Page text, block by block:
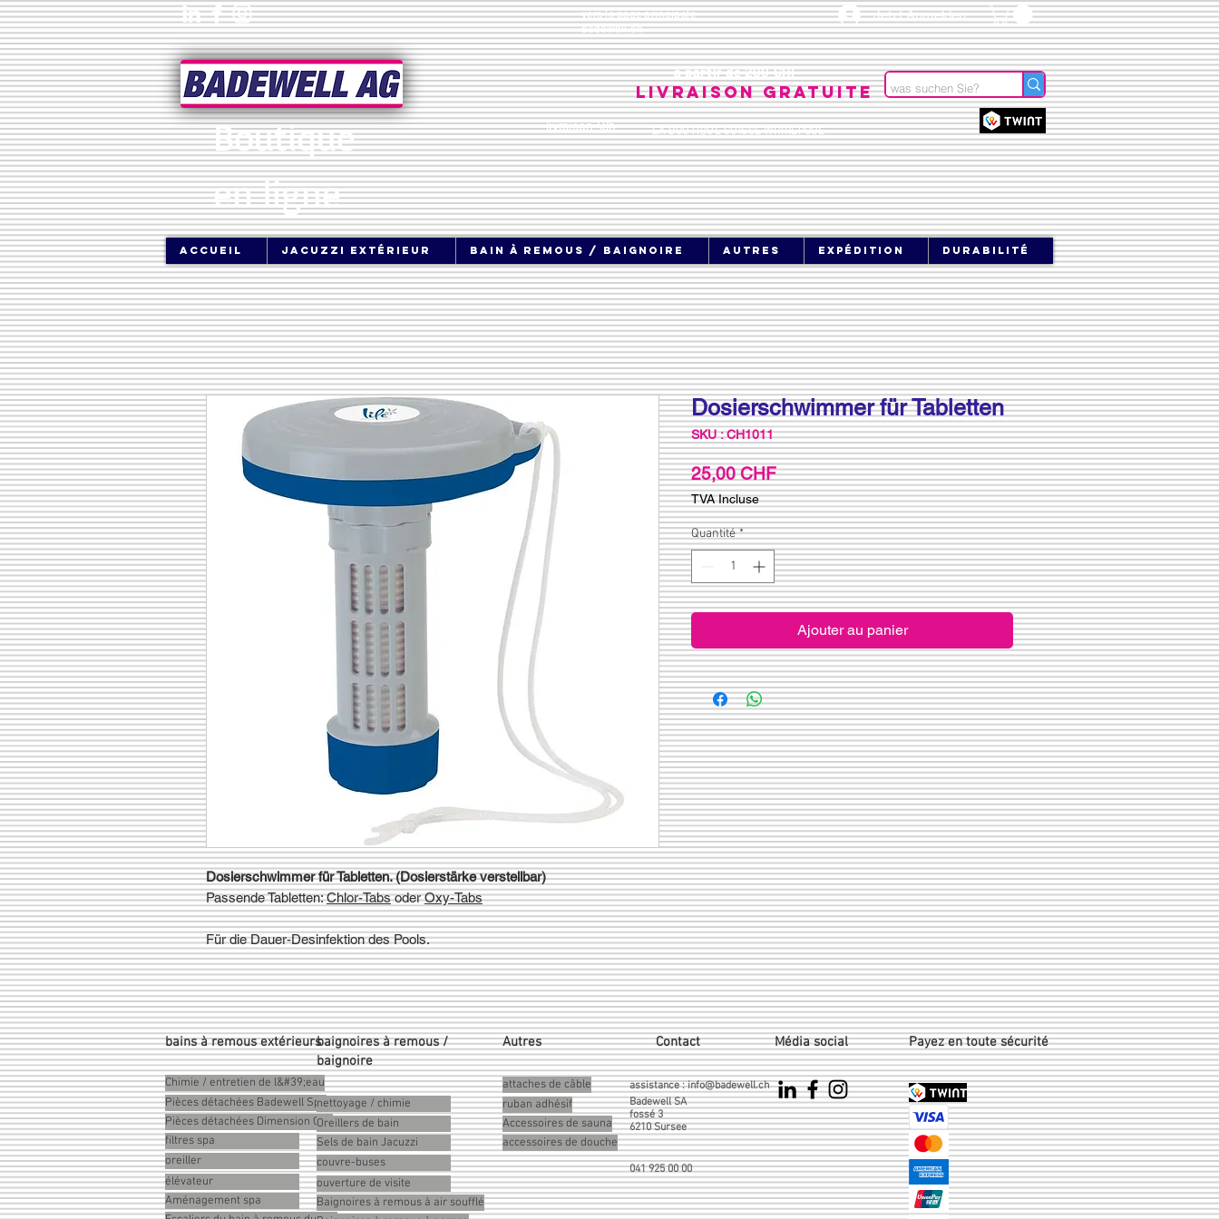
vers la page principale
badewell.ch
Jetzt Anmelden
Boutique
en ligne
livraison 48h
à partir de 200 CHF
Livraison gratuite
LA BOUTIQUE SUISSE WHIRLPOOL
Accueil jacuzzi extérieur bain à remous / baignoire Autres expédition durabilité
Dosierschwimmer für Tabletten. (Dosierstärke verstellbar)
Passende Tabletten:Chlor-TabsoderOxy-Tabs
Für die Dauer-Desinfektion des Pools.
Dosierschwimmer für Tabletten
SKU : CH1011
25,00 CHFPrix
TVA Incluse
Quantité *
Ajouter au panier
bains à remous extérieurs
Chimie / entretien de l&#39;eau
Pièces détachées Badewell Spa
Pièces détachées Dimension One
filtres spa
oreiller
élévateur
Aménagement spa
baignoires à remous /
baignoire
nettoyage / chimie
Oreillers de bain
Sels de bain Jacuzzi
couvre-buses
ouverture de visite
Baignoires à remous à air soufflé
Média social
Autres
attaches de câble
ruban adhésif
Accessoires de sauna
accessoires de douche
Contact
assistance :info@badewell.ch
Badewell SA
fossé 3
6210 Sursee
041 925 00 00
Payez en toute sécurité